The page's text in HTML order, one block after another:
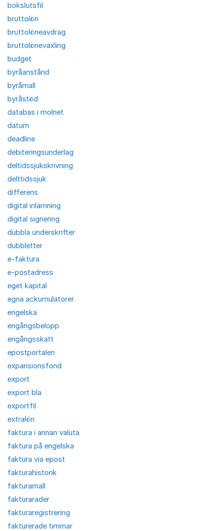
bokslutsfil
bruttolön
bruttolöneavdrag
bruttolöneväxling
budget
byråanstånd
byråmall
byråstöd
databas i molnet
datum
deadline
debiteringsunderlag
deltidssjukskrivning
delttidssjuk
differens
digital inlämning
digital signering
dubbla underskrifter
dubbletter
e-faktura
e-postadress
eget kapital
egna ackumulatorer
engelska
engångsbelopp
engångsskatt
epostportalen
expansionsfond
export
export bla
exportfil
extralön
faktura i annan valuta
faktura på engelska
faktura via epost
fakturahistorik
fakturamall
fakturarader
fakturaregistrering
fakturerade timmar